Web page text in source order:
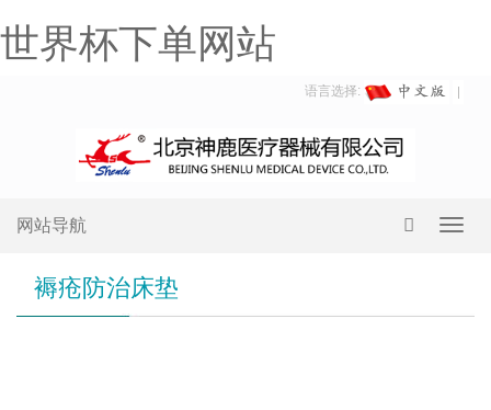
世界杯下单网站
语言选择:
网站导航
褥疮防治床垫